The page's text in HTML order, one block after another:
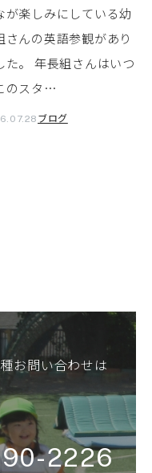
が楽しみにしている幼
さんの英語参観があり
た。 年長組さんはいつ
のスタ…
ブログ
お問い合わせは
2226